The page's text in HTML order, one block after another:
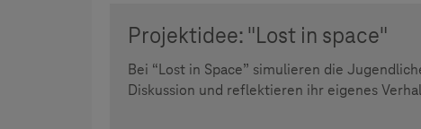
Projektidee: "Lost in space"
Bei “Lost in Space” simulieren die
Diskussion und reflektieren ihr eigenes